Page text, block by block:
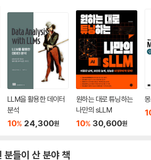
을 정도였다(아, 그 당시는 겁도 없이 공인 IP로
이라서 DNS 이름이 서버의 진짜 별명이었다). 장
려가서 하드웨어에는 문제가 없는지, 경우에 따라
꼼꼼하게 콘솔 앞에서 진단하고 문제를 해소한 다
장 상단에 문제가 된 서버 이름을 기입했다.
년 이후 퍼블릭 클라우드가 본격적으로 시장을
버 관리자도, 서버 이름도 소리소문없이 사라지기
클라우드 업체에서 담당하므로 실제 업무를 맡
지만) 클라우드 콘솔에 들어가서 버튼만 누르면
지고 사라지는 상황에서 그까짓 이름 따위가 무슨
LLM을 활용한 데이터
분석
10% 24,300원
원하는 대로 튜닝하는
나만의 sLLM
10% 30,600원
분들이 산 분야 책